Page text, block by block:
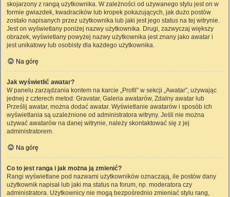
skojarzony z rangą użytkownika. W zależności od używanego stylu jest on w
formie gwiazdek, kwadracików lub kropek pokazujących, jak dużo postów
zostało napisanych przez użytkownika lub jaki jest jego status na tej witrynie.
Jest on wyświetlany poniżej nazwy użytkownika. Drugi, zazwyczaj większy
obrazek, wyświetlany powyżej nazwy użytkownika jest znany jako awatar i
jest unikatowy lub osobisty dla każdego użytkownika.
Na górę
Jak wyświetlić awatar?
W panelu zarządzania kontem na karcie „Profil” w sekcji „Awatar”, używając
jednej z czterech metod: Gravatar, Galeria awatarów, Zdalny awatar lub
Prześlij awatar, można dodać awatar. Wyświetlanie awatarów i sposób ich
wyświetlania są uzależnione od administratora witryny. Jeśli nie można
używać awatarów na danej witrynie, należy skontaktować się z jej
administratorem.
Na górę
Co to jest ranga i jak można ją zmienić?
Rangi wyświetlane pod nazwami użytkowników oznaczają, ile postów dany
użytkownik napisał lub jaki ma status na forum, np. moderatora czy
administratora. Użytkownicy nie mogą bezpośrednio zmieniać stylu rang,